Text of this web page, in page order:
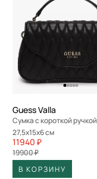
Guess Valla
Сумка с короткой ручкой
27,5x15x6 см
11940 ₽
19900 ₽
В КОРЗИНУ